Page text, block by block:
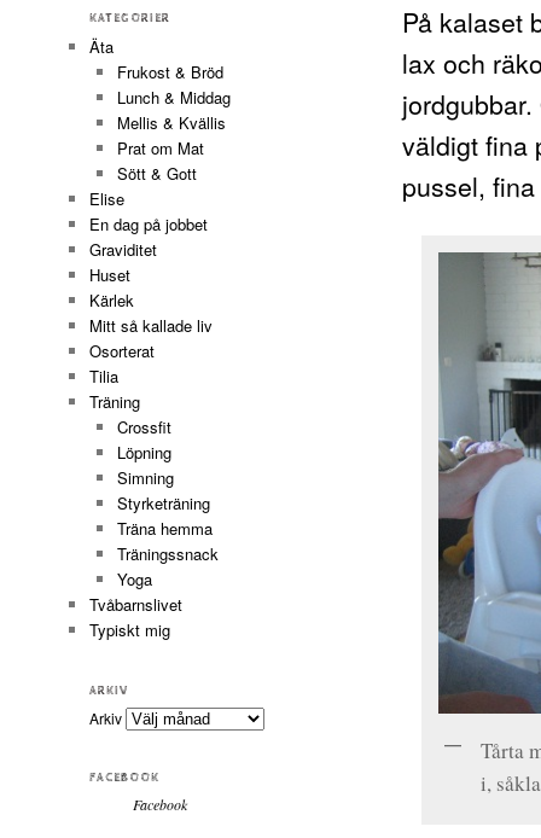
På kalaset
lax och
väldigt fina
pussel,
Tårta
i,
KATEGORIER
Äta
Frukost & Bröd
Lunch & Middag
Mellis & Kvällis
Prat om Mat
Sött & Gott
Elise
En dag på jobbet
Graviditet
Huset
Kärlek
Mitt så kallade liv
Osorterat
Tilia
Träning
Crossfit
Löpning
Simning
Styrketräning
Träna hemma
Träningssnack
Yoga
Tvåbarnslivet
Typiskt mig
ARKIV
Arkiv
FACEBOOK
Facebook